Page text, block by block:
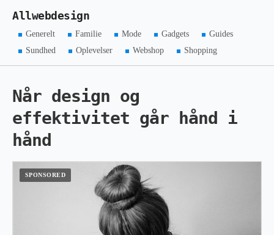
Allwebdesign
Generelt Familie Mode Gadgets
Guides
Sundhed
Oplevelser Webshop Shopping
Når design og
effektivitet går hånd i
hånd